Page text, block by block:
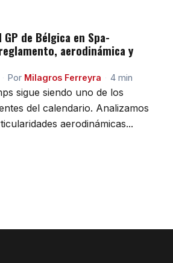
de Bélgica en Spa-
aerodinámica y
· Por Milagros Ferreyra · 4 min
sigue siendo uno de los
del calendario. Analizamos
aerodinámicas...